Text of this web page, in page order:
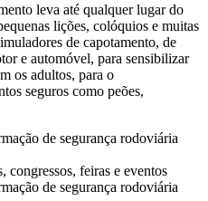
ou para o trabalho
empresa deve integrar planos de
leva até qualquer lugar do
lições, colóquios e muitas
de capotamento, de
e automóvel, para sensibilizar
os adultos, para o
seguros como peões,
de segurança rodoviária
congressos, feiras e eventos
de segurança rodoviária